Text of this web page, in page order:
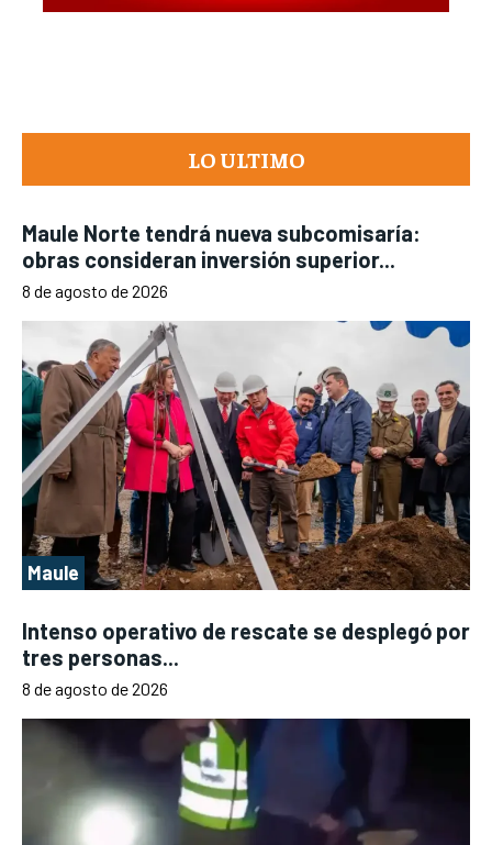
LO ULTIMO
Maule Norte tendrá nueva subcomisaría:
obras consideran inversión superior...
8 de agosto de 2026
Maule
Intenso operativo de rescate se desplegó por
tres personas...
8 de agosto de 2026